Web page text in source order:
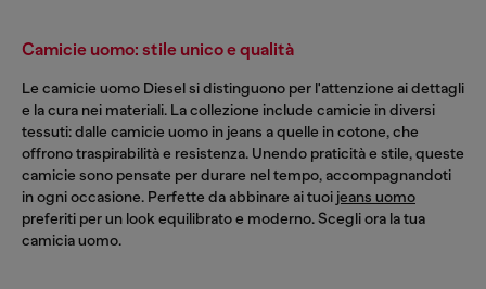
Camicie uomo: stile unico e qualità
Le camicie uomo Diesel si distinguono per l'attenzione ai dettagli
e la cura nei materiali. La collezione include camicie in diversi
tessuti: dalle camicie uomo in jeans a quelle in cotone, che
offrono traspirabilità e resistenza. Unendo praticità e stile, queste
camicie sono pensate per durare nel tempo, accompagnandoti
in ogni occasione. Perfette da abbinare ai tuoi jeans uomo
preferiti per un look equilibrato e moderno. Scegli ora la tua
camicia uomo.